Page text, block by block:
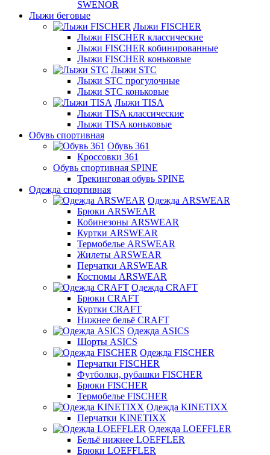
SWENOR
Лыжи беговые
Лыжи FISCHER
Лыжи FISCHER классические
Лыжи FISCHER кобинированные
Лыжи FISCHER коньковые
Лыжи STC
Лыжи STC прогулочные
Лыжи STC коньковые
Лыжи TISA
Лыжи TISA классические
Лыжи TISA коньковые
Обувь спортивная
Обувь 361
Кроссовки 361
Обувь спортивная SPINE
Трекинговая обувь SPINE
Одежда спортивная
Одежда ARSWEAR
Брюки ARSWEAR
Кобинезоны ARSWEAR
Куртки ARSWEAR
Термобелье ARSWEAR
Жилеты ARSWEAR
Перчатки ARSWEAR
Костюмы ARSWEAR
Одежда CRAFT
Брюки CRAFT
Куртки CRAFT
Нижнее бельё CRAFT
Одежда ASICS
Шорты ASICS
Одежда FISCHER
Перчатки FISCHER
Футболки, рубашки FISCHER
Брюки FISCHER
Термобелье FISCHER
Одежда KINETIXX
Перчатки KINETIXX
Одежда LOEFFLER
Бельё нижнее LOEFFLER
Брюки LOEFFLER